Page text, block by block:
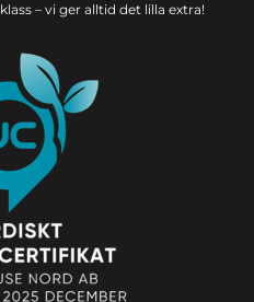
– vi ger alltid det lilla extra!